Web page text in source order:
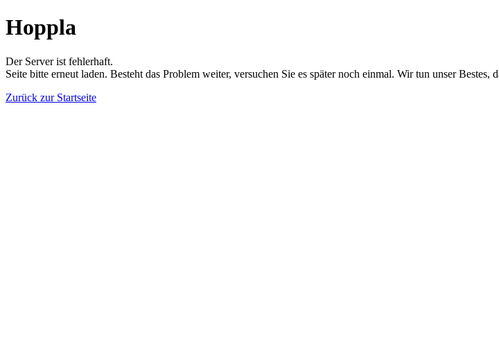
Hoppla
Der Server ist fehlerhaft.
Seite bitte erneut laden. Besteht das Problem weiter, versuchen Sie es später noch einmal. Wir tun unser
Zurück zur Startseite